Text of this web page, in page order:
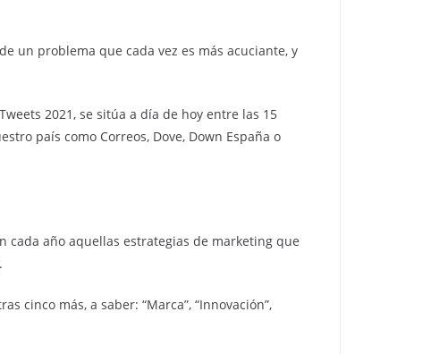
un problema que cada vez es más acuciante, y
2021, se sitúa a día de hoy entre las 15
país como Correos, Dove, Down España o
cada año aquellas estrategias de marketing que
cinco más, a saber: “Marca”, “Innovación”,